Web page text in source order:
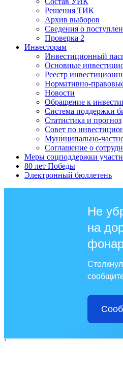
Решения ТИК
Архив выборов
Сведения о
Проверка 2
Инвесторам
Инвестиционный
Основные
Реестр
Нормативно-
Новости
Обращение к
Система поддержки
Статистика и прогноз
Совет по
Муниципально-
Соглашение о
Меры соцподдержки
80 лет Победы
Электронный бюллетень
Не
на
`